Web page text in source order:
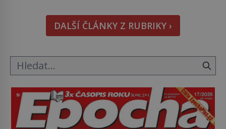
hmatatelnějšího. Naprosto rekordní kometu!
Astronomové Pedro Bernardinelli a Gary Bernstein
mravenčí prací zkoumají archivní snímky v rámci
DALŠÍ ČLÁNKY Z RUBRIKY ›